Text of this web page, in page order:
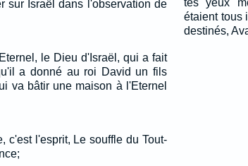
sur Israël dans l'observation de
le Dieu d'Israël, qui a fait
a donné au roi David un fils
va bâtir une maison à l'Eternel
c'est l'esprit, Le souffle du Tout-
tes yeux
étaient tous
destinés,